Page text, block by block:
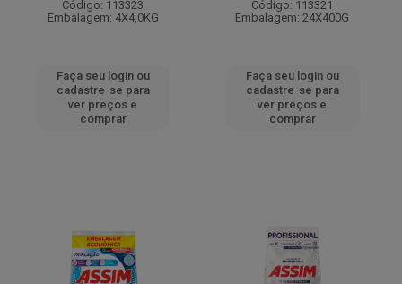
Código: 113323
Embalagem: 4X4,0KG
Faça seu login ou
cadastre-se para
ver preços e
comprar
Código: 113321
Embalagem: 24X400G
Faça seu login ou
cadastre-se para
ver preços e
comprar